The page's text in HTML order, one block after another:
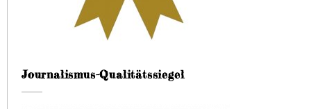
Journalismus-Qualitätssiegel